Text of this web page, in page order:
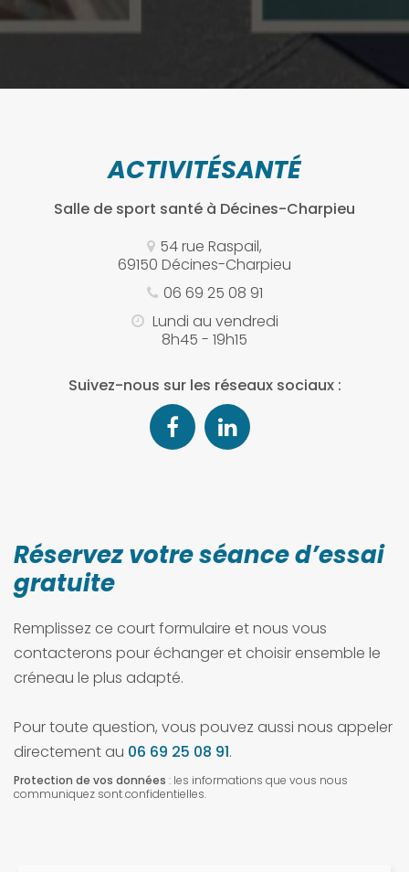
ACTIVITÉSANTÉ
Salle de sport santé à Décines-Charpieu
54 rue Raspail,
69150 Décines-Charpieu
06 69 25 08 91
Lundi au vendredi
8h45 - 19h15
Suivez-nous sur les réseaux sociaux :
Réservez votre séance d’essai
gratuite
Remplissez ce court formulaire et nous vous
contacterons pour échanger et choisir ensemble le
créneau le plus adapté.
Pour toute question, vous pouvez aussi nous appeler
directement au 06 69 25 08 91.
Protection de vos données : les informations que vous nous
communiquez sont confidentielles.